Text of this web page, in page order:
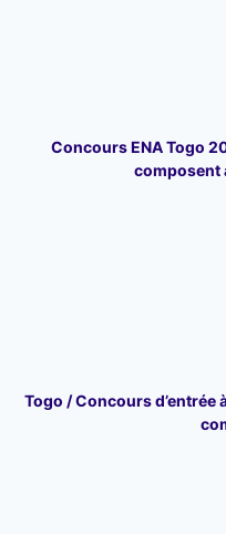
Concours ENA Togo
composent
Togo / Concours d’entrée